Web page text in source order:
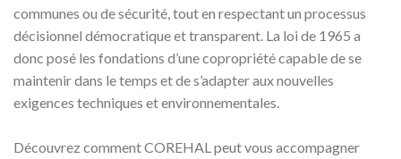
communes ou de sécurité, tout en respectant un processus
décisionnel démocratique et transparent. La loi de 1965 a
donc posé les fondations d’une copropriété capable de se
maintenir dans le temps et de s’adapter aux nouvelles
exigences techniques et environnementales.
Découvrez comment COREHAL peut vous accompagner